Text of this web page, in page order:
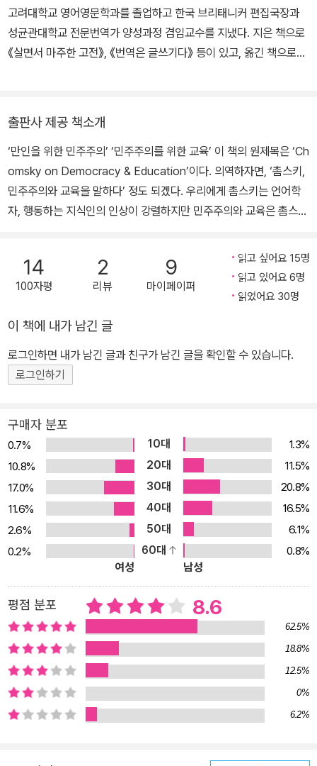
세계에 걸친 미국의 군사적·경제적 활동의 역사를 살펴보며, 세계 지
배를 향한 미국의 야욕이 어떻게 여러 나라를 차례로 파괴해왔는지
생생하게 추적했다. 전 세계를 전쟁의 위험에 빠뜨리고 있는 오늘날
고려대학교 영어영문학과를 졸업하고 한국 브리태니커 편집국장과
성균관대학교 전문번역가 양성과정 겸임교수를 지냈다. 지은 책으로
《살면서 마주한 고전》, 《번역은 글쓰기다》 등이 있고, 옮긴 책으로
출판사 제공 책소개
‘만인을 위한 민주주의’ ‘민주주의를 위한 교육’ 이 책의 원제목은 ‘Ch
omsky on Democracy & Education’이다. 의역하자면, ‘촘스키,
민주주의와 교육을 말하다’ 정도 되겠다. 우리에게 촘스키는 언어학
자, 행동하는 지식인의 인상이 강렬하지만 민주주의와 교육은 촘스키
는 ‘만인을 위한 민주주의’다. 이건 말 그대로 모든 사람들을 위한 민
주주의다. 극소수의 귀족, 기업, 기업에 들러붙은 정부, 관료, 지식인
거의 대다수 민중들을 위한 민주주의다. 여기저기서 너나 할 것 없이
민주주의를 부르짖는 통에 혼란스럽기도 하고 그 무게가 많이 가벼워
진 감도 없지 않지만 인간이 인간답게 살 수 있도록 하는 필수요소란
점에서 촘스키의 민주주의에 대한 오랜 관심과 사유, 그리고 그것을
주주의를 심화하고 확대하는 데 필수요소다. 현대로 오면서 많이 나
아졌지만 교육은 예나 지금이나 가진 자들의 특권이라고 할 수 있다.
그나마 많은 경우 지배권력의 필요에 따라 공산품 같은 인간형을 제
조하고 있으며 그들의 선전에 대항하지 못하도록 ‘세뇌’의 역할을 하
고 있다. 가르치는 쪽이나 배우는 쪽이나 정신 바짝 차리지 않으면 지
배권력의 술수에 놀아나기 딱 알맞다. 이야기가 너무 살벌한가? 그러
나 주입식 교육을 받아와 스스로 창조할 수 없는 인간들이 무엇을 할
수 있을지는 굳이 오래 생각하지 않아도 명백하다. 촘스키는 민주주
의는 자율이고 교육은 자아교육이라고 본다. 이것이 그의 인터뷰 10
편, 강연 5편, 에세이 10편 등을 한 권으로 묶은 이 두툼한 책에서 말
하고자 하는 핵심이다. 사상가 촘스키를 말하다 이 책에서는 촘스키
의 언어이론, 심성이론, 사회이론, 교육이론을 다루고 있다. 촘스키는
잘 알려진 대로 언어학에 한 획을 그은 위대한 언어학자다. 그는 인간
의 언어능력은 선천적이어서 외부 환경과 교육의 역할에는 한계가 있
다고 주장한다. 이것은 언어가 반복학습, 특정 조건 속의 습관이라는
기존 구조주의 언어이론과 행동주의 심리학에 반하는 이론이다. 그는
14
100자평
2
리뷰
9
마이페이퍼
읽고 싶어요 15명
읽고 있어요 6명
읽었어요 30명
이 책에 내가 남긴 글
로그인하면 내가 남긴 글과 친구가 남긴 글을 확인할 수 있습니다.
로그인하기
구매자 분포
0.7% 10대
1.3%
10.8%
20대
11.5%
17.0%
30대
20.8%
11.6%
40대
16.5%
2.6%
50대
6.1%
0.2%
60대
0.8%
여성
남성
평점 분포 8.6
62.5%
18.8%
12.5%
0%
6.2%